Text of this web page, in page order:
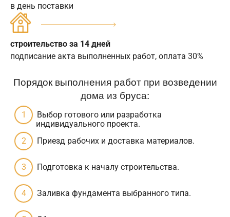
в день поставки
строительство за 14 дней
подписание акта выполненных работ, оплата 30%
Порядок выполнения работ при возведении
дома из бруса:
Выбор готового или разработка
индивидуального проекта.
Приезд рабочих и доставка материалов.
Подготовка к началу строительства.
Заливка фундамента выбранного типа.